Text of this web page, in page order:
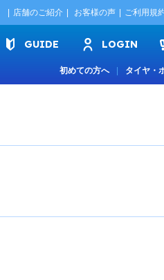
店舗のご紹介 お客様の声 ご利用規
GUIDE LOGIN
初めての方へ タイヤ・